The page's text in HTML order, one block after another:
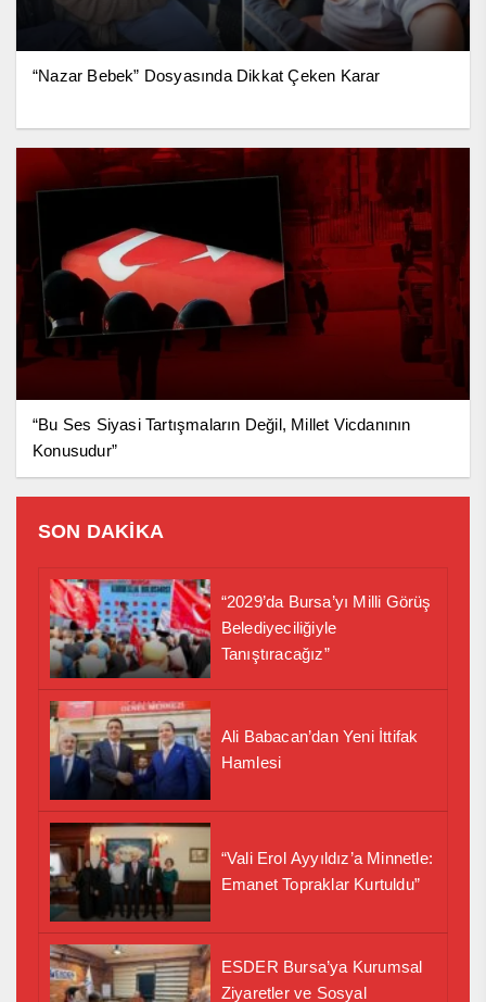
“Nazar Bebek” Dosyasında Dikkat Çeken Karar
“Bu Ses Siyasi Tartışmaların Değil, Millet Vicdanının
Konusudur”
SON DAKİKA
“2029’da Bursa’yı Milli Görüş
Belediyeciliğiyle
Tanıştıracağız”
Ali Babacan’dan Yeni İttifak
Hamlesi
“Vali Erol Ayyıldız’a Minnetle:
Emanet Topraklar Kurtuldu”
ESDER Bursa’ya Kurumsal
Ziyaretler ve Sosyal